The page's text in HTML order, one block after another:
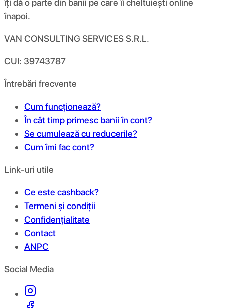
îți dă o parte din banii pe care îi cheltuiești online
înapoi.
VAN CONSULTING SERVICES S.R.L.
CUI: 39743787
Întrebări frecvente
Cum funcționează?
În cât timp primesc banii în cont?
Se cumulează cu reducerile?
Cum îmi fac cont?
Link-uri utile
Ce este cashback?
Termeni și condiții
Confidențialitate
Contact
ANPC
Social Media